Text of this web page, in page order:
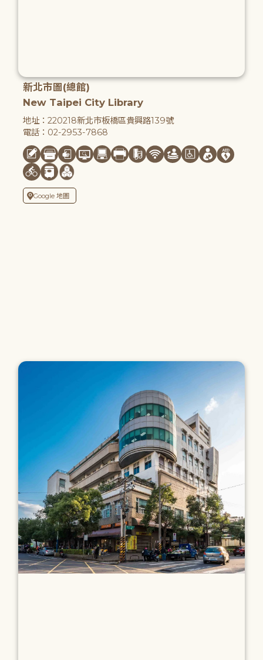
新北市圖(總館)
New Taipei City Library
地址：220218新北市板橋區貴興路139號
電話：02-2953-7868
Google 地圖